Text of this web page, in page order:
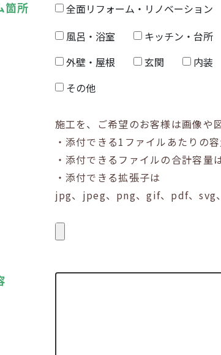
箇所
全面リフォーム・リノベーション
風呂・浴室
キッチン・台所
外壁・屋根
玄関 内装
その他
施工を、ご希望のお客様は画像や
・添付できる1ファイルあたりの
・添付できるファイルの合計容量
・添付できる拡張子は
jpg、jpeg、png、gif、pdf、svg